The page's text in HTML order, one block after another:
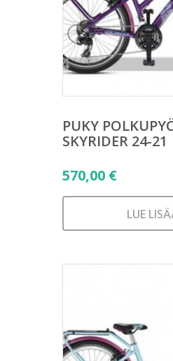
PUKY
SKYRIDER 24-21
570,00 €
LUE